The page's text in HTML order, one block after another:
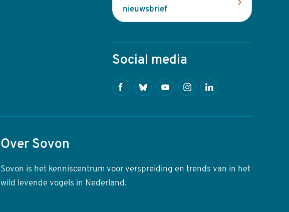
nieuwsbrief
Social media
FacebookBlueskyYoutubeInstagramLinkedin
Over Sovon
Sovon is het kenniscentrum voor verspreiding en trends van in het
wild levende vogels in Nederland.